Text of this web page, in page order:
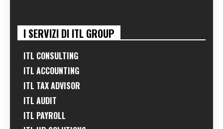
I SERVIZI DI ITL GROUP
ITL CONSULTING
ITL ACCOUNTING
ITL TAX ADVISOR
ITL AUDIT
ITL PAYROLL